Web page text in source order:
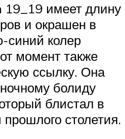
19_19 имеет длину
и окрашен в
синий колер
момент также
ссылку. Она
болиду
блистал в
столетия.